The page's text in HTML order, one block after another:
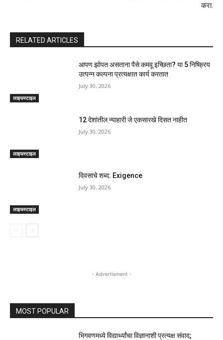
करा.
RELATED ARTICLES
लाइफस्टाइल
आपण झोपत असताना पैसे कमवू इच्छिता? या 5 निष्क्रिय
उत्पन्न कल्पना प्रत्यक्षात कार्य करतात
July 30, 2026
लाइफस्टाइल
12 देशांतील न्याहारी जे एकसारखे दिसत नाहीत
July 30, 2026
लाइफस्टाइल
दिवसाचे शब्द: Exigence
July 30, 2026
- Advertisment -
MOST POPULAR
भिगवणमध्ये विद्यार्थ्यांचा विज्ञानाशी प्रत्यक्ष संवाद;